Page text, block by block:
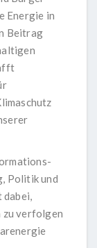
Energie in
Beitrag
Politik und
dabei,
zu verfolgen